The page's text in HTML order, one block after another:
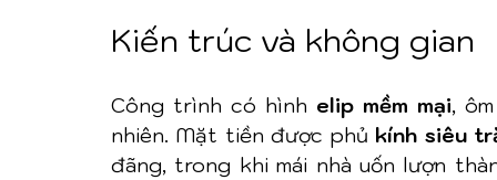
Kiến trúc và không gian
Công trình có hình elip mềm mại,
nhiên. Mặt tiền được phủ kính siêu
đãng, trong khi mái nhà uốn lượn